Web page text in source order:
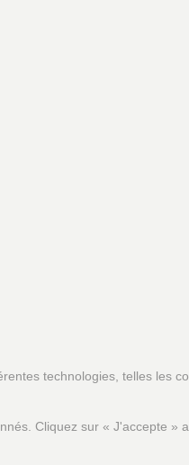
technologies, telles les
Cliquez sur « J'accepte »